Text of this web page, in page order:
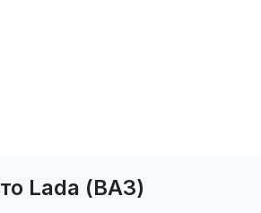
Lada (ВАЗ)